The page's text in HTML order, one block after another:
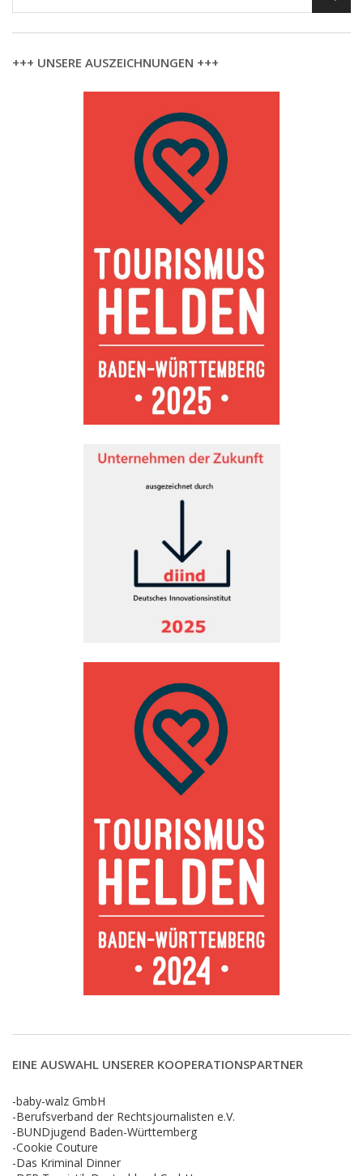
+++ UNSERE AUSZEICHNUNGEN +++
EINE AUSWAHL UNSERER KOOPERATIONSPARTNER
-baby-walz GmbH
-Berufsverband der Rechtsjournalisten e.V.
-BUNDjugend Baden-Württemberg
-Cookie Couture
-Das Kriminal Dinner